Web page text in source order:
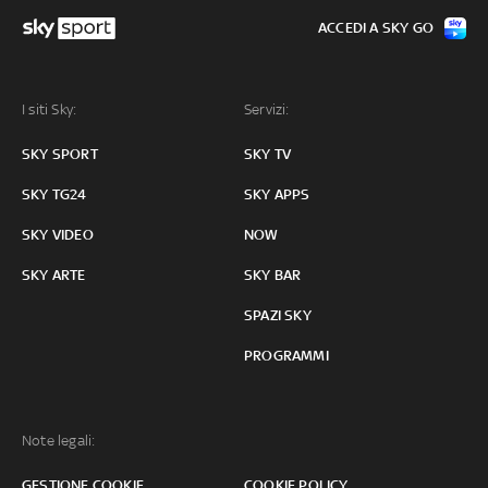
I siti Sky:
SKY SPORT
SKY TG24
SKY VIDEO
SKY ARTE
Servizi:
SKY TV
SKY APPS
NOW
SKY BAR
SPAZI SKY
PROGRAMMI
Note legali:
ACCEDI A SKY GO